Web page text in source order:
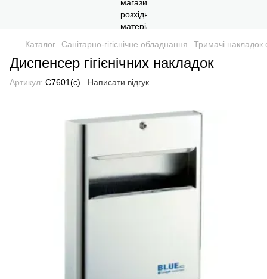
Каталог Санітарно-гігієнічне обладнання Тримачі накладок
Диспенсер гігієнічних накладок
Артикул: C7601(c) Написати відгук